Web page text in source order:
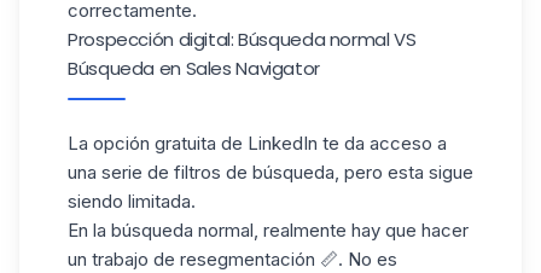
correctamente.
Prospección digital: Búsqueda normal VS
Búsqueda en Sales Navigator
La opción gratuita de LinkedIn te da acceso a
una serie de filtros de búsqueda, pero esta sigue
siendo limitada.
En la búsqueda normal, realmente hay que hacer
un trabajo de resegmentación 📏. No es